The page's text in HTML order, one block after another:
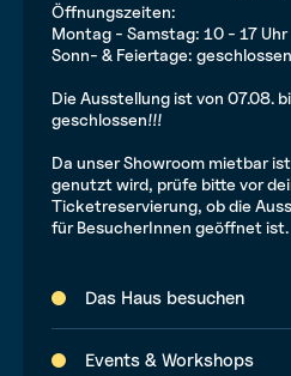
Öffnungszeiten:
Montag - Samstag: 10 - 17 Uhr
Sonn- & Feiertage: geschlossen
Die Ausstellung ist von 07.08.
geschlossen!!!
Da unser Showroom mietbar
genutzt wird, prüfe bitte vor
Ticketreservierung, ob die
für BesucherInnen geöffnet ist.
Das Haus besuchen
Events & Workshops